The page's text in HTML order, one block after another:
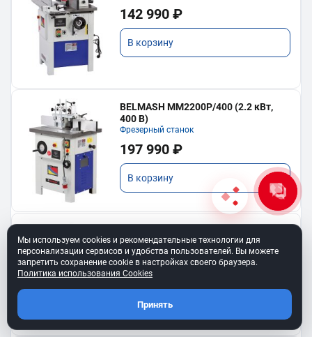
142 990 ₽
В корзину
BELMASH MM2200P/400 (2.2 кВт,
400 В)
Фрезерный станок
197 990 ₽
В корзину
Фрезерный станок
197 990 ₽
В корзину
Мы используем cookies и рекомендательные технологии для
персонализации сервисов и удобства пользователей. Вы можете
запретить сохранение cookie в настройках своего браузера.
Политика использования Cookies
Принять